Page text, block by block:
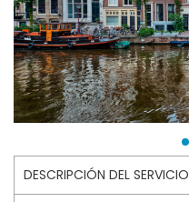
DESCRIPCIÓN DEL SERVICIO